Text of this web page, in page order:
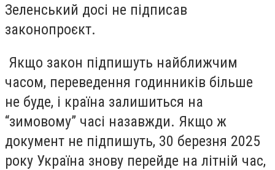
Зеленський досі не підписав
законопроєкт.
Якщо закон підпишуть найближчим
часом, переведення годинників більше
не буде, і країна залишиться на
“зимовому” часі назавжди. Якщо ж
документ не підпишуть, 30 березня 2025
року Україна знову перейде на літній час,